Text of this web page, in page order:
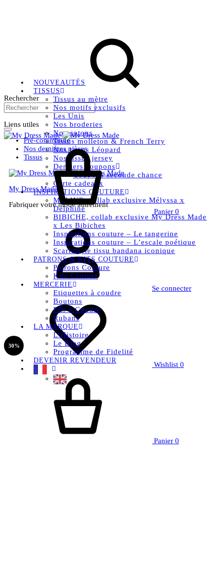
Rechercher
Liens utiles
Pré-commande
Nos dernières pièces
Tissus
My Dress Made
Fabriquer votre mode autrement
Se connecter
Wishlist 0
Panier 0
NOUVEAUTÉS
TISSUS
Tissus au mètre
Nos motifs exclusifs
Les Unis
Nos broderies
Nos cotons
Tissus molleton & French Terry
Nos tissus Léopard
Nos tissus jersey
Derniers coupons
Coupons seconde chance
Carte cadeaux
INSPIRATIONS COUTURE
MELINE, collab exclusive Mélyssa x
Delphine
BIBICHE, collab exclusive My Dress Made
x Les Bibiches
Inspirations couture – Le tangerine
Inspirations couture – L’escale poétique
Scarlett, le tissu bandana iconique
PATRONS & KITS COUTURE
Patrons Couture
Kits Couture
MERCERIE
Etiquettes à coudre
Boutons
Fils à Coudre
Rubans
LA MARQUE
L’Histoire
Le Blog
Programme de Fidelité
DEVENIR REVENDEUR
Panier 0
30%